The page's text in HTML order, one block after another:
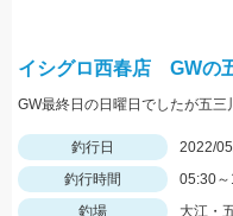
イシグロ西春店 GWの
釣行日
2022/
釣行時間
05:30
釣場
大江・